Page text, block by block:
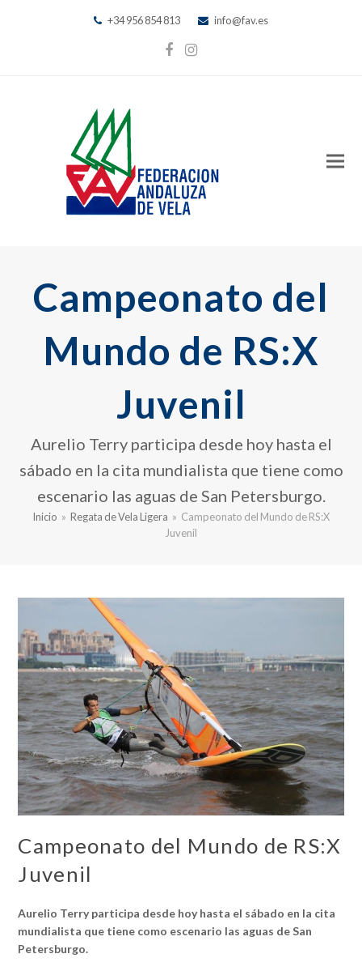
+34 956 854 813 info@fav.es
Facebook
Instagram
Campeonato del
Mundo de RS:X
Juvenil
Aurelio Terry participa desde hoy hasta el
sábado en la cita mundialista que tiene como
escenario las aguas de San Petersburgo.
Inicio » Regata de Vela Ligera » Campeonato del Mundo de RS:X
Juvenil
Campeonato del Mundo de RS:X
Juvenil
Aurelio Terry participa desde hoy hasta el sábado en la cita
mundialista que tiene como escenario las aguas de San
Petersburgo.